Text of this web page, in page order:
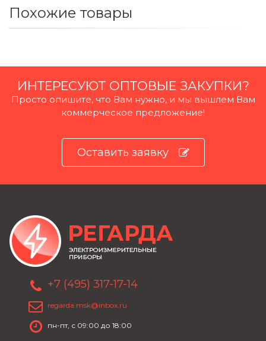
Похожие товары
ИНТЕРЕСУЮТ ОПТОВЫЕ ЗАКУПКИ?
Просто опишите, что Вам нужно, и мы вышлем Вам
коммерческое предложение!
Оставить заявку
+7 (495) 317-17-14
regarda.msk@inbox.ru
пн-пт, с 09:00 до 18:00